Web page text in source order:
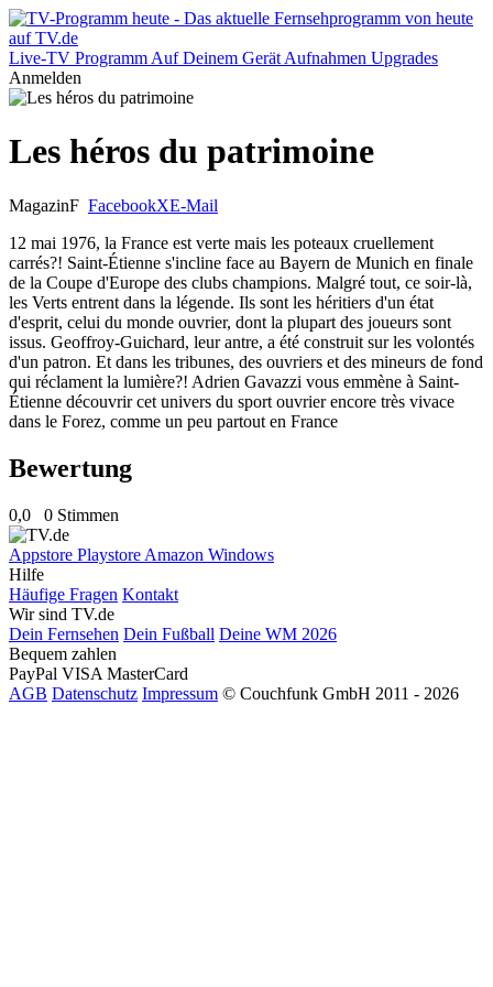
Live-TV Programm Auf Deinem Gerät Aufnahmen Upgrades
Anmelden
Les héros du patrimoine
MagazinF FacebookXE-Mail
12 mai 1976, la France est verte mais les poteaux cruellement
carrés?! Saint-Étienne s'incline face au Bayern de Munich en finale
de la Coupe d'Europe des clubs champions. Malgré tout, ce soir-là,
les Verts entrent dans la légende. Ils sont les héritiers d'un état
d'esprit, celui du monde ouvrier, dont la plupart des joueurs sont
issus. Geoffroy-Guichard, leur antre, a été construit sur les volontés
d'un patron. Et dans les tribunes, des ouvriers et des mineurs de fond
qui réclament la lumière?! Adrien Gavazzi vous emmène à Saint-
Étienne découvrir cet univers du sport ouvrier encore très vivace
dans le Forez, comme un peu partout en France
Bewertung
0,0 0 Stimmen
Appstore Playstore Amazon Windows
Hilfe
Häufige Fragen Kontakt
Wir sind TV.de
Dein Fernsehen Dein Fußball Deine WM 2026
Bequem zahlen
PayPal VISA MasterCard
AGB Datenschutz Impressum © Couchfunk GmbH 2011 - 2026